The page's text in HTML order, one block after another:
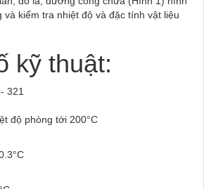
kiểm tra nhiệt độ và đặc tính vật liệu
kỹ thuật:
321
độ phòng tới 200°C